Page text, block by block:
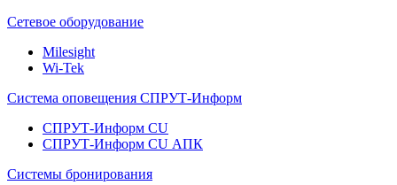
Сетевое оборудование
Milesight
Wi-Tek
Система оповещения СПРУТ-Информ
СПРУТ-Информ CU
СПРУТ-Информ CU АПК
Системы бронирования